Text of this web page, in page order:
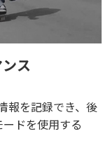
ス
報を記録でき、後
ドを使用する